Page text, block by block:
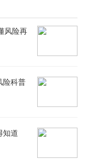
风险再
险科普
知道